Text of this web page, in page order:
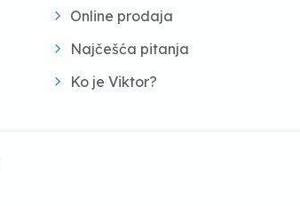
Online prodaja
Najčešća pitanja
Ko je Viktor?